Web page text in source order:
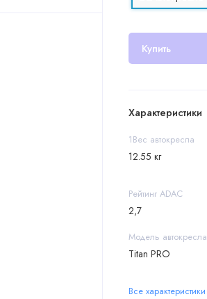
Купить
Характеристики
1Вес автокресла
12.55 кг
Рейтинг ADAC
2,7
Модель автокресла
Titan PRO
Все характеристики